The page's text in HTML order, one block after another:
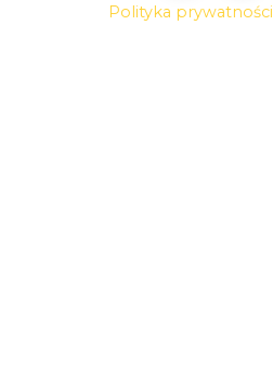
Polityka prywatności